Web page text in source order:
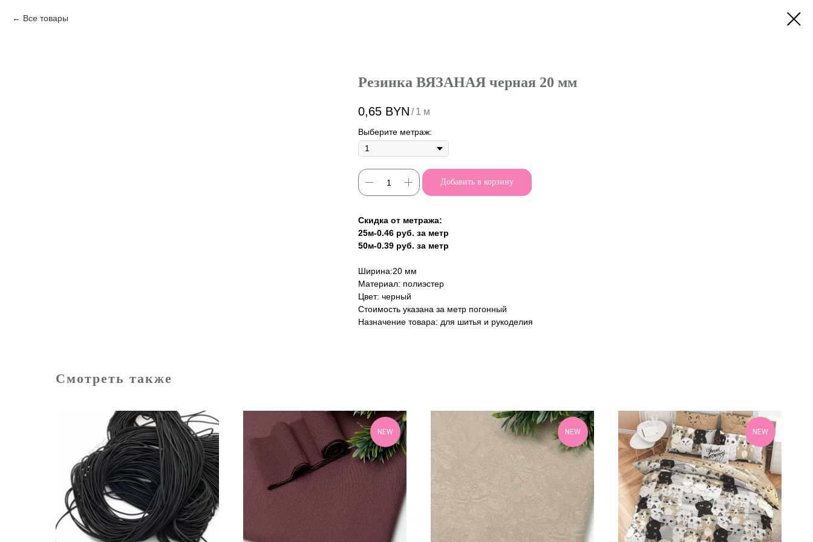
Все товары
Резинка ВЯЗАНАЯ черная 20 мм
0,65 BYN / 1 м
Выберите метраж:
Добавить в корзину
Скидка от метража:
25м-0.46 руб. за метр
50м-0.39 руб. за метр
Ширина:20 мм
Материал: полиэстер
Цвет: черный
Стоимость указана за метр погонный
Назначение товара: для шитья и рукоделия
Смотреть также
NEW NEW NEW